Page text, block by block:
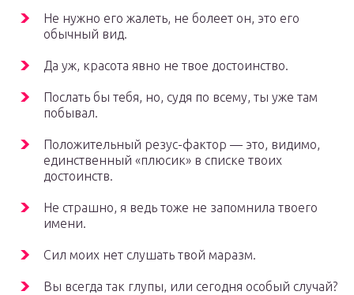
Не нужно его жалеть, не болеет он, это его
обычный вид.
Да уж, красота явно не твое достоинство.
Послать бы тебя, но, судя по всему, ты уже там
побывал.
Положительный резус-фактор — это, видимо,
единственный «плюсик» в списке твоих
достоинств.
Не страшно, я ведь тоже не запомнила твоего
имени.
Сил моих нет слушать твой маразм.
Вы всегда так глупы, или сегодня особый случай?